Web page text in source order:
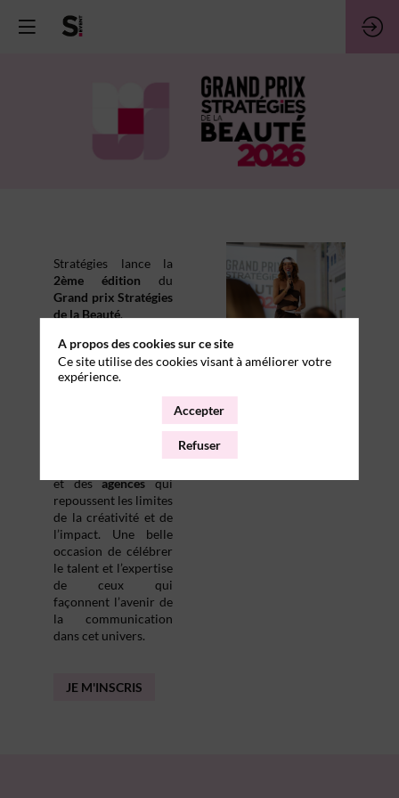
Stratégies lance la
2ème édition du
Grand prix Stratégies
de la Beauté.
Ce nouveau rendez-
vous vise à mettre en
lumière les
projets
du secteur, en
et desagencesqui
repoussent les limites
de la créativité et de
l’impact. Une belle
occasion de célébrer
le talent et l’expertise
de ceux qui
façonnent l’avenir de
la communication
dans cet univers.
JE M'INSCRIS
A propos des cookies sur ce site
Ce site utilise des cookies visant à améliorer votre
expérience.
Accepter
Refuser